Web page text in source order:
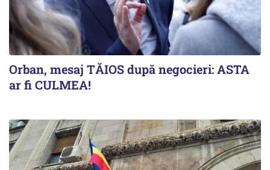
Orban, mesaj TĂIOS după negocieri: ASTA
ar fi CULMEA!